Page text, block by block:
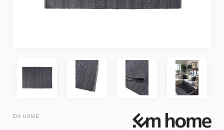
EM HOME